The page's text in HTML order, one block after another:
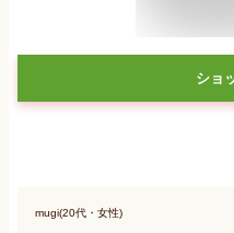
ショ
mugi(20代・女性)